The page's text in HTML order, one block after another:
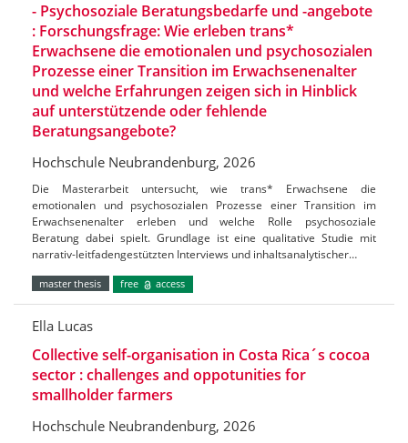
- Psychosoziale Beratungsbedarfe und -angebote
: Forschungsfrage: Wie erleben trans*
Erwachsene die emotionalen und psychosozialen
Prozesse einer Transition im Erwachsenenalter
und welche Erfahrungen zeigen sich in Hinblick
auf unterstützende oder fehlende
Beratungsangebote?
Hochschule Neubrandenburg, 2026
Die Masterarbeit untersucht, wie trans* Erwachsene die
emotionalen und psychosozialen Prozesse einer Transition im
Erwachsenenalter erleben und welche Rolle psychosoziale
Beratung dabei spielt. Grundlage ist eine qualitative Studie mit
narrativ-leitfadengestützten Interviews und inhaltsanalytischer…
master thesis free access
Ella Lucas
Collective self-organisation in Costa Rica´s cocoa
sector : challenges and oppotunities for
smallholder farmers
Hochschule Neubrandenburg, 2026